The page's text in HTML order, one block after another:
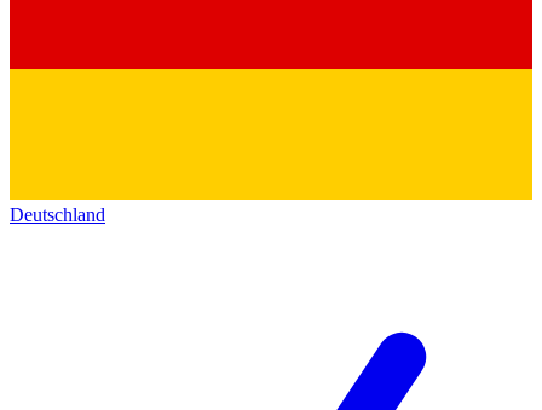
Deutschland